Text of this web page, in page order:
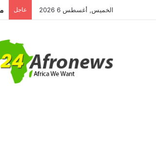
الخميس, أغسطس 6 2026 عاجل